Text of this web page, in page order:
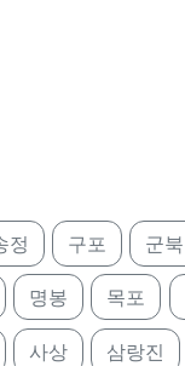
정 구포 군북
명봉 목포
사상 삼랑진